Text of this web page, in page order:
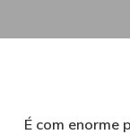
É com enorme